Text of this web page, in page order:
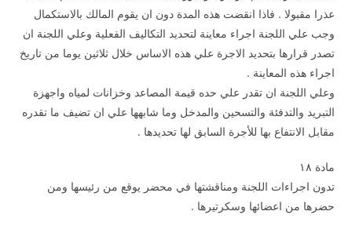
عذرا مقبولا . فاذا انقضت هذه المدة دون ان يقوم المالك بالاستكمال
وجب علي اللجنة اجراء معاينة لتحديد التكاليف الفعلية وعلي اللجنة ان
تصدر قرارها بتحديد الاجرة علي هذه الاساس خلال ثلاثين يوما من تاريخ
اجراء هذه المعاينة .
وعلي اللجنة ان تقدر علي حده قيمة المصاعد وخزانات لمياه واجهزة
التبريد والتدفئة والتسحين والمدخل وما شابهها علي ان تضيف ما تقدره
مقابل الانتفاع بها للأجرة السابق لها تحديدها .
مادة ۱۸
تدون اجراءات اللجنة ومناقشتها في محضر يوقع من رئيسها ومن
حضرها من اعضائها وسكرتيرها .